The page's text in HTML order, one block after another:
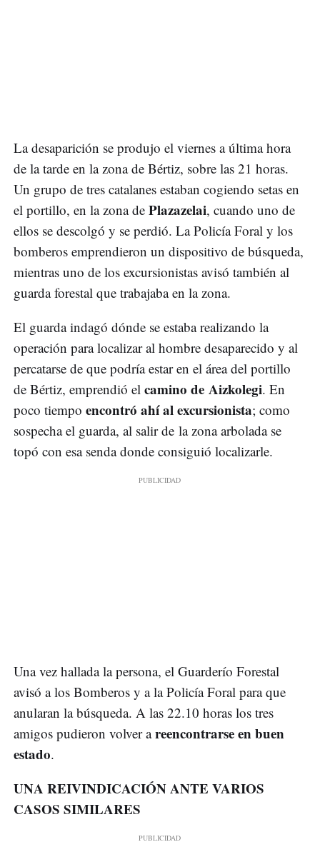
La desaparición se produjo el viernes a última hora
de la tarde en la zona de Bértiz, sobre las 21 horas.
Un grupo de tres catalanes estaban cogiendo setas en
el portillo, en la zona de Plazazelai, cuando uno de
ellos se descolgó y se perdió. La Policía Foral y los
bomberos emprendieron un dispositivo de búsqueda,
mientras uno de los excursionistas avisó también al
guarda forestal que trabajaba en la zona.
El guarda indagó dónde se estaba realizando la
operación para localizar al hombre desaparecido y al
percatarse de que podría estar en el área del portillo
de Bértiz, emprendió el camino de Aizkolegi. En
poco tiempo encontró ahí al excursionista; como
sospecha el guarda, al salir de la zona arbolada se
topó con esa senda donde consiguió localizarle.
Una vez hallada la persona, el Guarderío Forestal
avisó a los Bomberos y a la Policía Foral para que
anularan la búsqueda. A las 22.10 horas los tres
amigos pudieron volver areencontrarse en buen
estado.
UNA REIVINDICACIÓN ANTE VARIOS
CASOS SIMILARES